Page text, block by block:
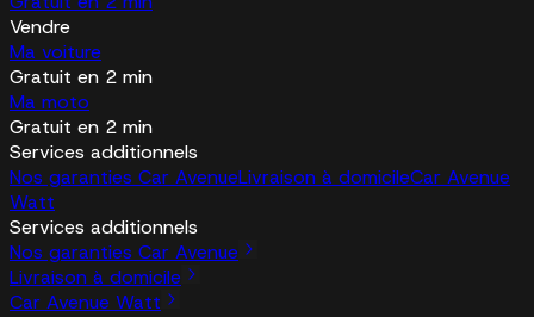
Vendre
Ma voiture
Gratuit en 2 min
Ma moto
Gratuit en 2 min
Services additionnels
Nos garanties Car AvenueLivraison à domicileCar Avenue
Watt
Services additionnels
Nos garanties Car Avenue
Livraison à domicile
Car Avenue Watt